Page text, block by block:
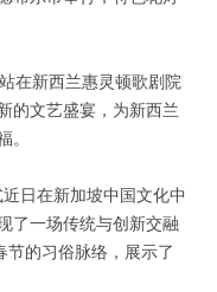
在新西兰惠灵顿歌剧院
的文艺盛宴，为新西兰
日在新加坡中国文化中
了一场传统与创新交融
节的习俗脉络，展示了